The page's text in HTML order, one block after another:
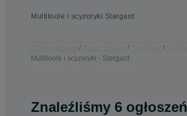
Multitoole i scyzoryki Stargard
Multitoole i scyzoryki - Stargard
Znaleźliśmy 6 ogłoszeń